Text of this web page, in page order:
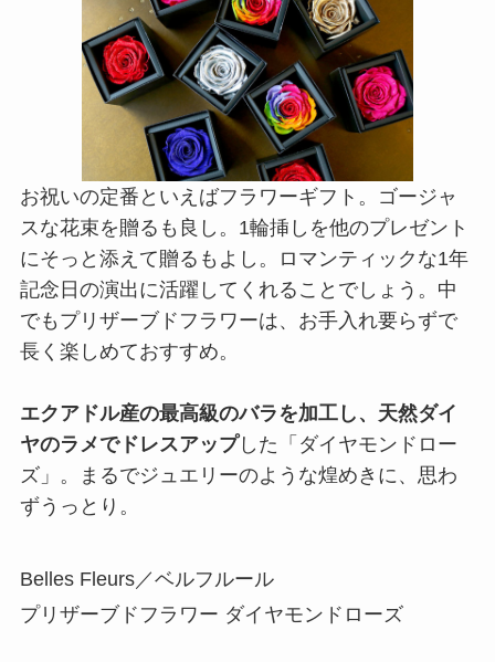
お祝いの定番といえばフラワーギフト。ゴージャ
スな花束を贈るも良し。1輪挿しを他のプレゼント
にそっと添えて贈るもよし。ロマンティックな1年
記念日の演出に活躍してくれることでしょう。中
でもプリザーブドフラワーは、お手入れ要らずで
長く楽しめておすすめ。
エクアドル産の最高級のバラを加工し、天然ダイ
ヤのラメでドレスアップした「ダイヤモンドロー
ズ」。まるでジュエリーのような煌めきに、思わ
ずうっとり。
Belles Fleurs／ベルフルール
プリザーブドフラワー ダイヤモンドローズ